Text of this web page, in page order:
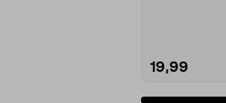
19,99